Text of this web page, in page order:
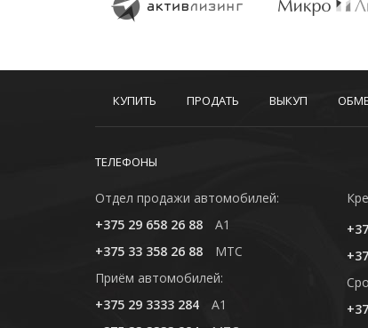
КУПИТЬ ПРОДАТЬ ВЫКУП
ТЕЛЕФОНЫ
Отдел продажи автомобилей:
+375 29 658 26 88
A1
+375 33 358 26 88
MTC
Приём автомобилей:
+375 29 3333 284
A1